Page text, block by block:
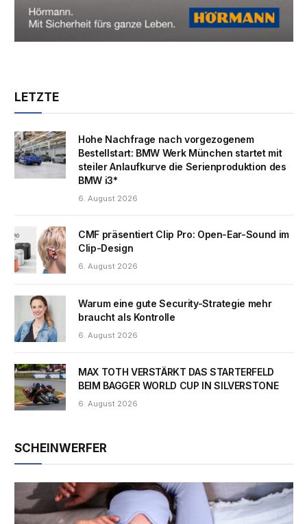
LETZTE
Hohe Nachfrage nach vorgezogenem
Bestellstart: BMW Werk München startet mit
steiler Anlaufkurve die Serienproduktion des
BMW i3*
6. August 2026
CMF präsentiert Clip Pro: Open-Ear-Sound im
Clip-Design
6. August 2026
Warum eine gute Security-Strategie mehr
braucht als Kontrolle
6. August 2026
MAX TOTH VERSTÄRKT DAS STARTERFELD
BEIM BAGGER WORLD CUP IN SILVERSTONE
6. August 2026
SCHEINWERFER